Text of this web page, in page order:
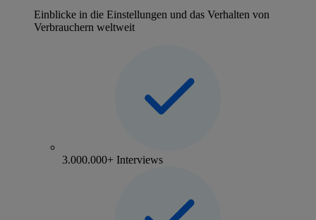
Einblicke in die Einstellungen und das Verhalten von
Verbrauchern weltweit
3.000.000+ Interviews